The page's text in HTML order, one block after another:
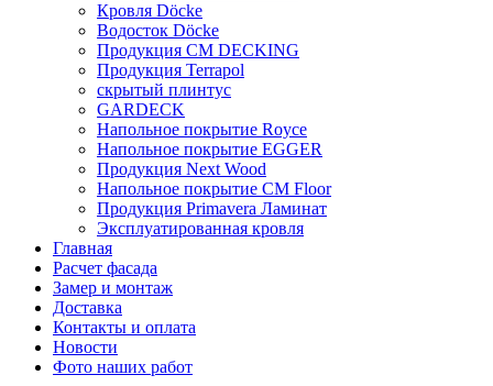
Кровля Döcke
Водосток Döcke
Продукция CM DECKING
Продукция Terrapol
скрытый плинтус
GARDECK
Напольное покрытие Royce
Напольное покрытие EGGER
Продукция Next Wood
Напольное покрытие CM Floor
Продукция Primavera Ламинат
Эксплуатированная кровля
Главная
Расчет фасада
Замер и монтаж
Доставка
Контакты и оплата
Новости
Фото наших работ